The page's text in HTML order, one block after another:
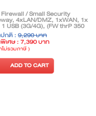
/ Small Security
4xLAN/DMZ, 1xWAN, 1x
1 USB (3G/4G), (FW thrP 350
thrP 90 Mb), Wireless
MIMO (Free Cloud
กติ : 9,290 บาท
เศษ : 7,390 บาท
ไม่รวมภาษี )
ADD TO CART